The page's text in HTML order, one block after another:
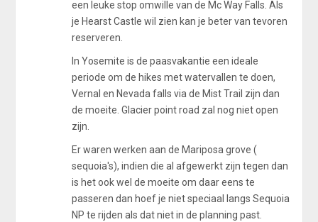
een leuke stop omwille van de Mc Way Falls. Als
je Hearst Castle wil zien kan je beter van tevoren
reserveren.
In Yosemite is de paasvakantie een ideale
periode om de hikes met watervallen te doen,
Vernal en Nevada falls via de Mist Trail zijn dan
de moeite. Glacier point road zal nog niet open
zijn.
Er waren werken aan de Mariposa grove (
sequoia's), indien die al afgewerkt zijn tegen dan
is het ook wel de moeite om daar eens te
passeren dan hoef je niet speciaal langs Sequoia
NP te rijden als dat niet in de planning past.